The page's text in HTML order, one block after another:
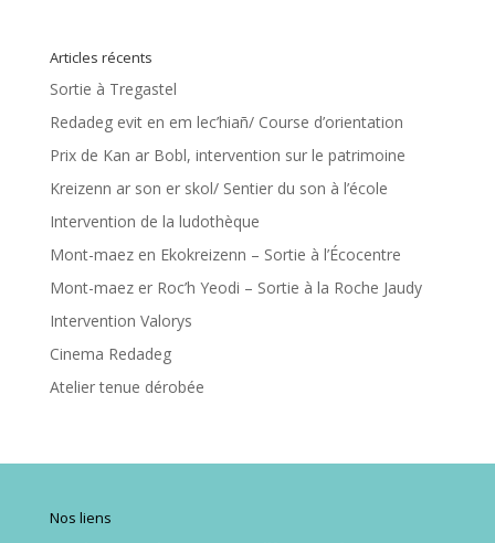
Saint-Joseph-Bossuet Collège/Lycée
Accès admin
Mentions légales